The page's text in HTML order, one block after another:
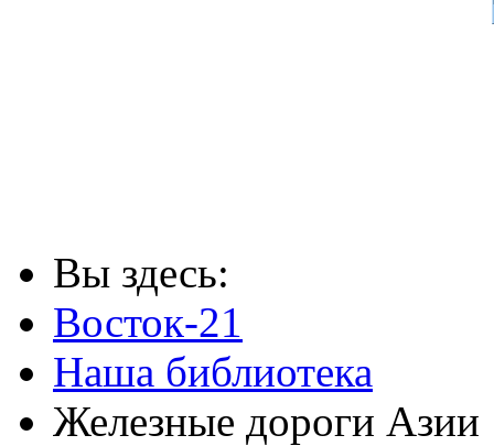
Вы здесь:
Восток-21
Наша библиотека
Железные дороги Азии